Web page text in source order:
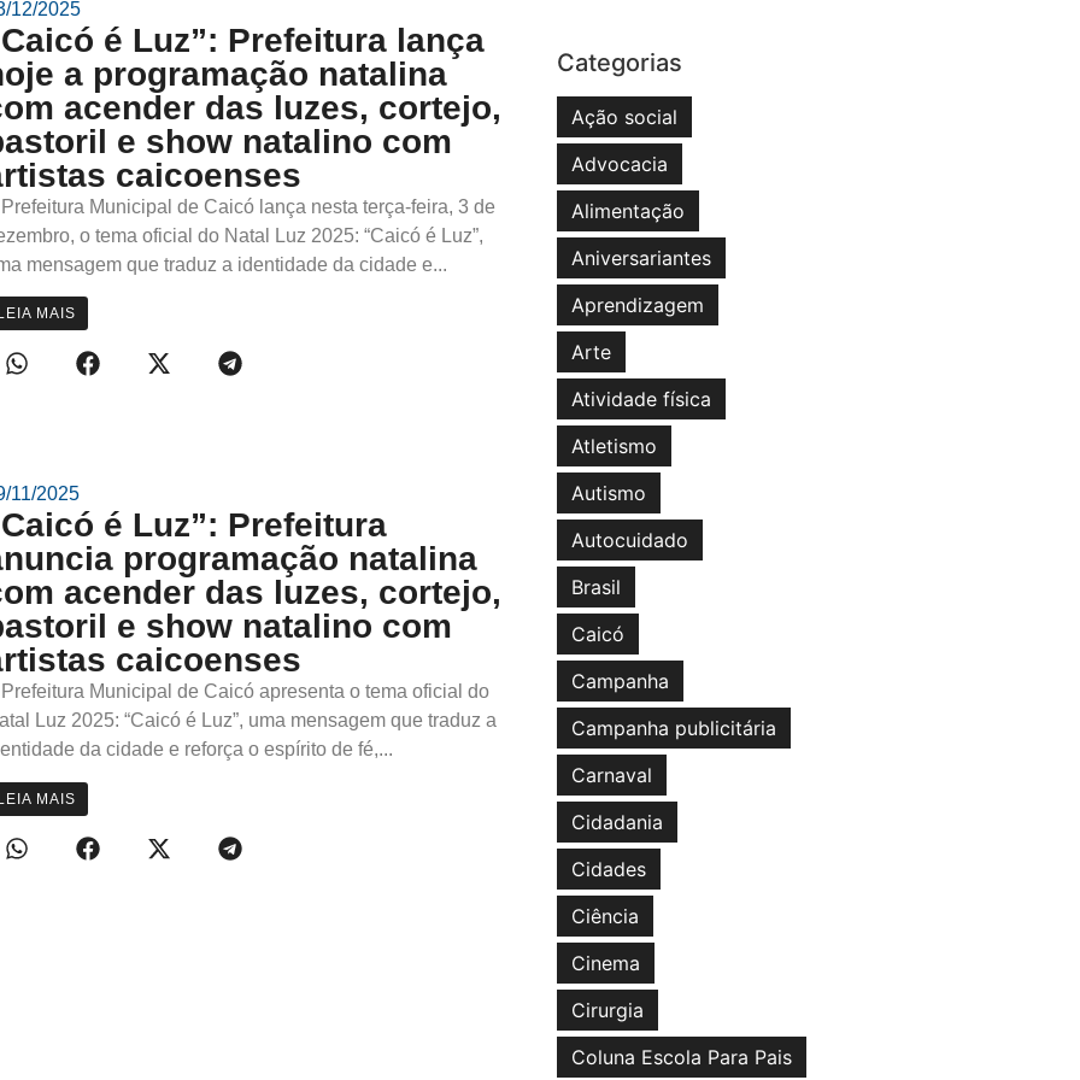
12/2025
é Luz”: Prefeitura lança
a programação natalina
acender das luzes, cortejo,
e show natalino com
caicoenses
Municipal de Caicó lança nesta terça-feira, 3 de
o tema oficial do Natal Luz 2025: “Caicó é Luz”,
mensagem que traduz a identidade da cidade e...
LEIA MAIS
11/2025
é Luz”: Prefeitura
programação natalina
acender das luzes, cortejo,
e show natalino com
caicoenses
Municipal de Caicó apresenta o tema oficial do
Luz 2025: “Caicó é Luz”, uma mensagem que traduz a
da cidade e reforça o espírito de fé,...
MAIS
Categorias
Ação social
Advocacia
Alimentação
Aniversariantes
Aprendizagem
Arte
Atividade física
Atletismo
Autismo
Autocuidado
Brasil
Caicó
Campanha
Campanha publicitária
Carnaval
Cidadania
Cidades
Ciência
Cinema
Cirurgia
Coluna Escola Para Pais